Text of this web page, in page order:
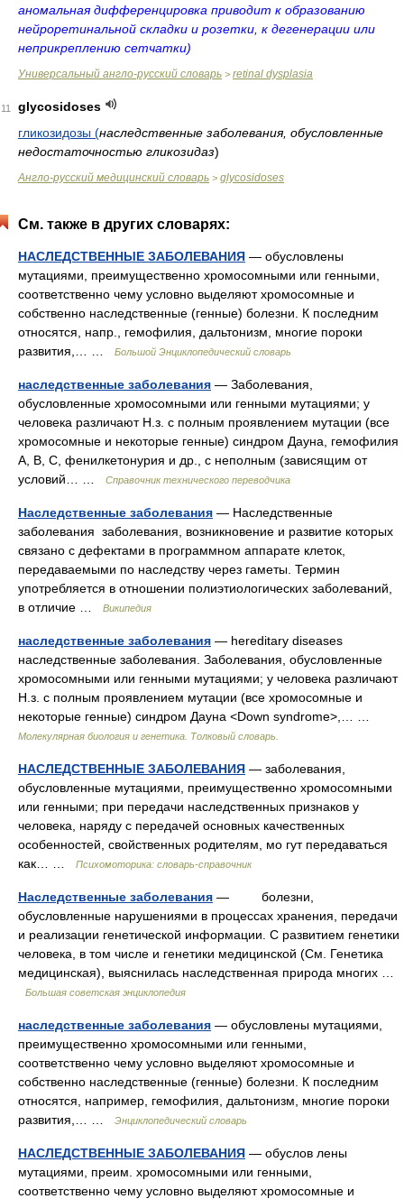
аномальная дифференцировка приводит к образованию
нейроретинальной складки и розетки, к дегенерации или
неприкреплению сетчатки)
Универсальный англо-русский словарь > retinal dysplasia
11
glycosidoses
гликозидозы (наследственные заболевания, обусловленные
недостаточностью гликозидаз)
Англо-русский медицинский словарь > glycosidoses
См. также в других словарях:
НАСЛЕДСТВЕННЫЕ ЗАБОЛЕВАНИЯ — обусловлены
мутациями, преимущественно хромосомными или генными,
соответственно чему условно выделяют хромосомные и
собственно наследственные (генные) болезни. К последним
относятся, напр., гемофилия, дальтонизм, многие пороки
развития,… …
Большой Энциклопедический словарь
наследственные заболевания — Заболевания,
обусловленные хромосомными или генными мутациями; у
человека различают Н.з. с полным проявлением мутации (все
хромосомные и некоторые генные) синдром Дауна, гемофилия
A, B, C, фенилкетонурия и др., с неполным (зависящим от
условий… …
Справочник технического переводчика
Наследственные заболевания — Наследственные
заболевания заболевания, возникновение и развитие которых
связано с дефектами в программном аппарате клеток,
передаваемыми по наследству через гаметы. Термин
употребляется в отношении полиэтиологических заболеваний,
в отличие …
Википедия
наследственные заболевания — hereditary diseases
наследственные заболевания. Заболевания, обусловленные
хромосомными или генными мутациями; у человека различают
Н.з. с полным проявлением мутации (все хромосомные и
некоторые генные) синдром Дауна <Down syndrome>,… …
Молекулярная биология и генетика. Толковый словарь.
НАСЛЕДСТВЕННЫЕ ЗАБОЛЕВАНИЯ — заболевания,
обусловленные мутациями, преимущественно хромосомными
или генными; при передачи наследственных признаков у
человека, наряду с передачей основных качественных
особенностей, свойственных родителям, мо гут передаваться
как… …
Психомоторика: cловарь-справочник
Наследственные заболевания — болезни,
обусловленные нарушениями в процессах хранения, передачи
и реализации генетической информации. С развитием генетики
человека, в том числе и генетики медицинской (См. Генетика
медицинская), выяснилась наследственная природа многих …
Большая советская энциклопедия
наследственные заболевания — обусловлены мутациями,
преимущественно хромосомными или генными,
соответственно чему условно выделяют хромосомные и
собственно наследственные (генные) болезни. К последним
относятся, например, гемофилия, дальтонизм, многие пороки
развития,… …
Энциклопедический словарь
НАСЛЕДСТВЕННЫЕ ЗАБОЛЕВАНИЯ — обуслов лены
мутациями, преим. хромосомными или генными,
соответственно чему условно выделяют хромосомные и